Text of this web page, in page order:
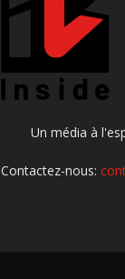
Un média à
Contactez-nous: